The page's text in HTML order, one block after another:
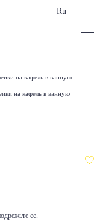
Ru
ее.